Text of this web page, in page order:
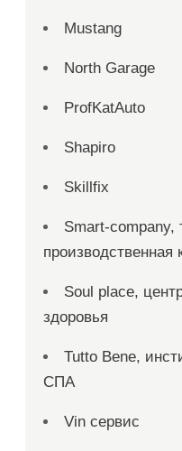
Mustang
North Garage
ProfKatAuto
Shapiro
Skillfix
Smart-company,
производственная
Soul place,
здоровья
Tutto Bene,
СПА
Vin сервис